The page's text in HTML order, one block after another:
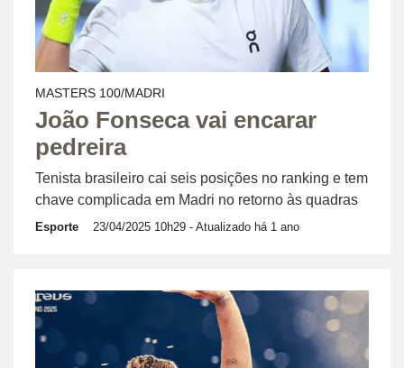
MASTERS 100/MADRI
João Fonseca vai encarar
pedreira
Tenista brasileiro cai seis posições no ranking e tem
chave complicada em Madri no retorno às quadras
Esporte 23/04/2025 10h29 - Atualizado há 1 ano